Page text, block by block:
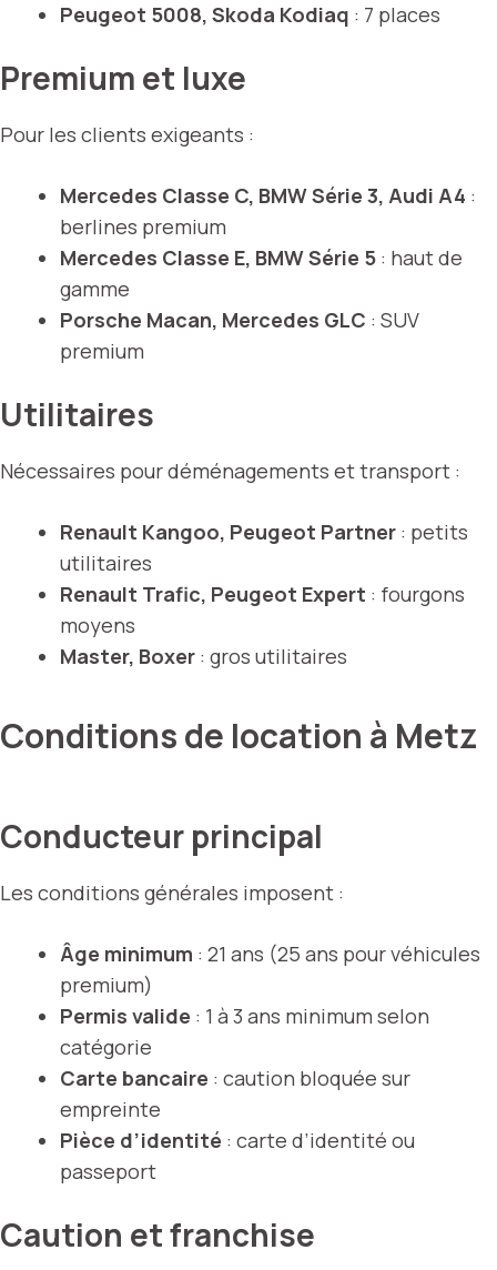
Peugeot 5008, Skoda Kodiaq : 7 places
Premium et luxe
Pour les clients exigeants :
Mercedes Classe C, BMW Série 3, Audi A4 :
berlines premium
Mercedes Classe E, BMW Série 5 : haut de
gamme
Porsche Macan, Mercedes GLC : SUV
premium
Utilitaires
Nécessaires pour déménagements et transport :
Renault Kangoo, Peugeot Partner : petits
utilitaires
Renault Trafic, Peugeot Expert : fourgons
moyens
Master, Boxer : gros utilitaires
Conditions de location à Metz
Conducteur principal
Les conditions générales imposent :
Âge minimum : 21 ans (25 ans pour véhicules
premium)
Permis valide : 1 à 3 ans minimum selon
catégorie
Carte bancaire : caution bloquée sur
empreinte
Pièce d’identité : carte d’identité ou
passeport
Caution et franchise